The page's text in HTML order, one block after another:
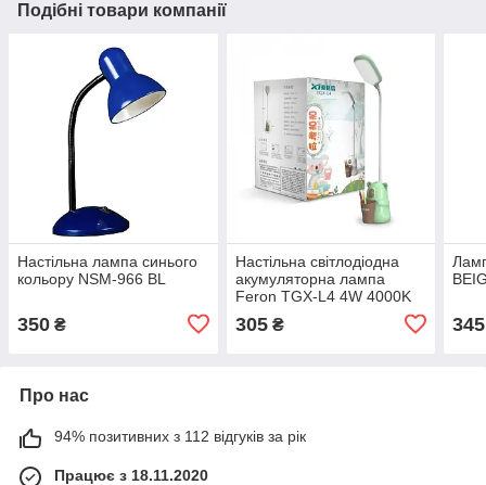
Подібні товари компанії
Настільна лампа синього
кольору NSM-966 BL
350 ₴
Настільна світлодіодна
акумуляторна лампа
Feron TGX-L4 4W 4000K
USB 3 рівня яскр.зелений/
рожевий
305₴ 345
Про нас
94% позитивних з 112 відгуків за рік
Працює з 18.11.2020